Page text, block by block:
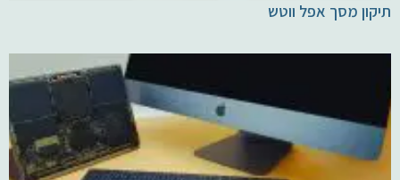
תיקון מסך אפל ווטש